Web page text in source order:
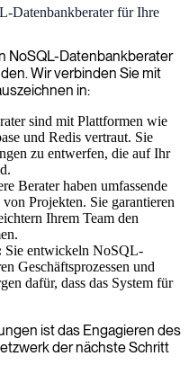
Flexibilität und
zu nutzen,
stellen, die Ihre
Anwendungen
Datenbankberater für Ihre
NoSQL-Datenbankberater
Wir verbinden Sie mit
in:
sind mit Plattformen wie
und Redis vertraut. Sie
zu entwerfen, die auf Ihr
Berater haben umfassende
Projekten. Sie garantieren
Ihrem Team den
Sie entwickeln NoSQL-
Geschäftsprozessen und
dafür, dass das System für
ist das Engagieren des
der nächste Schritt